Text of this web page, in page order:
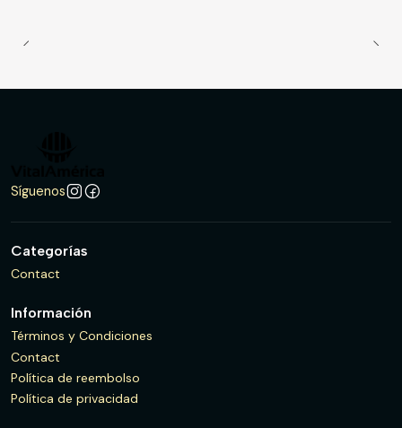
Síguenos
Categorías
Contact
Información
Términos y Condiciones
Contact
Política de reembolso
Política de privacidad